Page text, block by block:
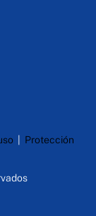
| Protección